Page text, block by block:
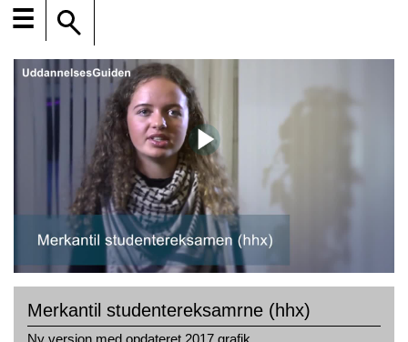
☰
Merkantil studentereksamrne (hhx)